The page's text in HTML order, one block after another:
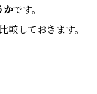
かです。
較しておきます。